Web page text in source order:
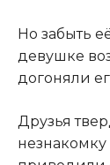
Но забыть
девушке
догоняли
Друзья